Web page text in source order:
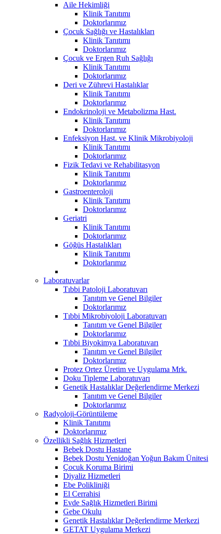
Aile Hekimliği
Klinik Tanıtımı
Doktorlarımız
Çocuk Sağlığı ve Hastalıkları
Klinik Tanıtımı
Doktorlarımız
Çocuk ve Ergen Ruh Sağlığı
Klinik Tanıtımı
Doktorlarımız
Deri ve Zührevi Hastalıklar
Klinik Tanıtımı
Doktorlarımız
Endokrinoloji ve Metabolizma Hast.
Klinik Tanıtımı
Doktorlarımız
Enfeksiyon Hast. ve Klinik Mikrobiyoloji
Klinik Tanıtımı
Doktorlarımız
Fizik Tedavi ve Rehabilitasyon
Klinik Tanıtımı
Doktorlarımız
Gastroenteroloji
Klinik Tanıtımı
Doktorlarımız
Geriatri
Klinik Tanıtımı
Doktorlarımız
Göğüs Hastalıkları
Klinik Tanıtımı
Doktorlarımız
Laboratuvarlar
Tıbbi Patoloji Laboratuvarı
Tanıtım ve Genel Bilgiler
Doktorlarımız
Tıbbi Mikrobiyoloji Laboratuvarı
Tanıtım ve Genel Bilgiler
Doktorlarımız
Tıbbi Biyokimya Laboratuvarı
Tanıtım ve Genel Bilgiler
Doktorlarımız
Protez Ortez Üretim ve Uygulama Mrk.
Doku Tipleme Laboratuvarı
Genetik Hastalıklar Değerlendirme Merkezi
Tanıtım ve Genel Bilgiler
Doktorlarımız
Radyoloji-Görüntüleme
Klinik Tanıtımı
Doktorlarımız
Özellikli Sağlık Hizmetleri
Bebek Dostu Hastane
Bebek Dostu Yenidoğan Yoğun Bakım Ünitesi
Çocuk Koruma Birimi
Diyaliz Hizmetleri
Ebe Polikliniği
El Cerrahisi
Evde Sağlık Hizmetleri Birimi
Gebe Okulu
Genetik Hastalıklar Değerlendirme Merkezi
GETAT Uygulama Merkezi